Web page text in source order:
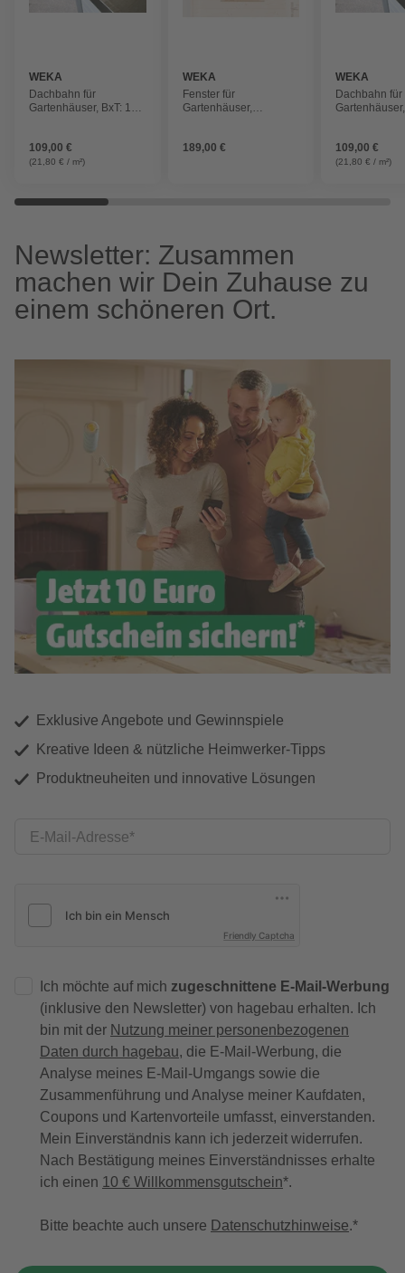
WEKA
Dachbahn für
Gartenhäuser, BxT: 100
109,00 €
(21,80 € / m²)
WEKA
Fenster für
Gartenhäuser,
189,00 €
WEKA
Dachbahn für
109,00 €
(21,80 € / m²)
Newsletter: Zusammen
machen wir Dein Zuhause zu
einem schöneren Ort.
Exklusive Angebote und Gewinnspiele
Kreative Ideen & nützliche Heimwerker-Tipps
Produktneuheiten und innovative Lösungen
E-Mail-Adresse
Friendly Captcha
Ich möchte auf mich zugeschnittene E-Mail-Werbung
(inklusive den Newsletter) von hagebau erhalten. Ich
bin mit der Nutzung meiner personenbezogenen
Daten durch hagebau, die E-Mail-Werbung, die
Analyse meines E-Mail-Umgangs sowie die
Zusammenführung und Analyse meiner Kaufdaten,
Coupons und Kartenvorteile umfasst, einverstanden.
Mein Einverständnis kann ich jederzeit widerrufen.
Nach Bestätigung meines Einverständnisses erhalte
ich einen 10 € Willkommensgutschein*.
Bitte beachte auch unsere Datenschutzhinweise.